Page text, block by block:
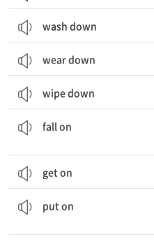
wash down
wear down
wipe down
fall on
get on
put on